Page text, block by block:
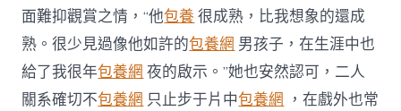
面難抑觀賞之情，“他包養 很成熟，比我想象的還成
熟。很少見過像他如許的包養網 男孩子，在生涯中也
給了我很年包養網 夜的啟示。”她也安然認可，二人
關系確切不包養網 只止步于片中包養網 ，在戲外也常